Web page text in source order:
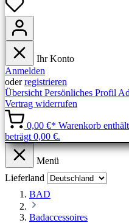
Ihr Konto
Anmelden
oderregistrieren
Übersicht Persönliches Profil
Vertrag widerrufen
0,00 €* Warenkorb
beträgt 0,00 €.
Menü
Lieferland
BAD
Badaccessoires